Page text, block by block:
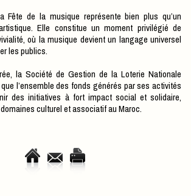
Fête de la musique représente bien plus qu’un
Elle constitue un moment privilégié de
où la musique devient un langage universel
les publics.
la Société de Gestion de la Loterie Nationale
l’ensemble des fonds générés par ses activités
des initiatives à fort impact social et solidaire,
culturel et associatif au Maroc.